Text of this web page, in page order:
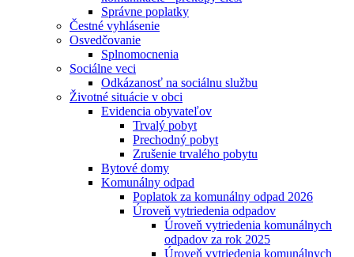
Správne poplatky
Čestné vyhlásenie
Osvedčovanie
Splnomocnenia
Sociálne veci
Odkázanosť na sociálnu službu
Životné situácie v obci
Evidencia obyvateľov
Trvalý pobyt
Prechodný pobyt
Zrušenie trvalého pobytu
Bytové domy
Komunálny odpad
Poplatok za komunálny odpad 2026
Úroveň vytriedenia odpadov
Úroveň vytriedenia komunálnych
odpadov za rok 2025
Úroveň vytriedenia komunálnych